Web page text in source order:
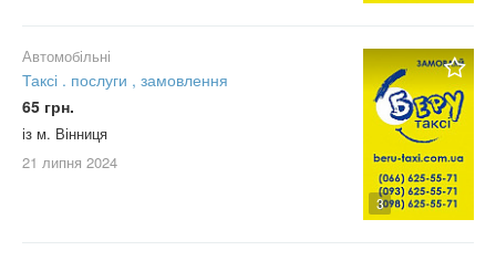
3
Автомобільні
Таксі . послуги , замовлення
65 грн.
із м. Вінниця
21 липня 2024